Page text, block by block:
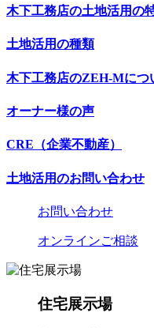
木下工務店の土地活用の
土地活用の種類
木下工務店のZEH-Mにつ
オーナー様の声
CRE（企業不動産）
土地活用のお問い合わせ
お問い合わせ
オンラインご相談
住宅展示場